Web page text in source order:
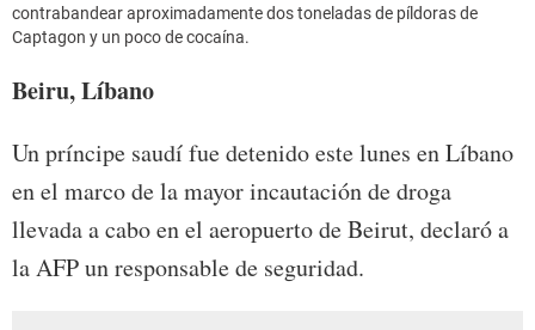
contrabandear aproximadamente dos toneladas de píldoras de
Captagon y un poco de cocaína.
Beiru, Líbano
Un príncipe saudí fue detenido este lunes en Líbano
en el marco de la mayor incautación de droga
llevada a cabo en el aeropuerto de Beirut, declaró a
la AFP un responsable de seguridad.